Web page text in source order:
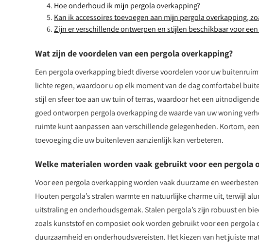
Hoe onderhoud ik mijn pergola overkapping?
Kan ik accessoires toevoegen aan mijn pergola overkapping,
Zijn er verschillende ontwerpen en stijlen beschikbaar voor
Wat zijn de voordelen van een pergola overkapping?
Een pergola overkapping biedt diverse voordelen voor uw
lichte regen, waardoor u op elk moment van de dag comfortabel
stijl en sfeer toe aan uw tuin of terras, waardoor het een
goed ontworpen pergola overkapping de waarde van uw woning
ruimte kunt aanpassen aan verschillende gelegenheden. Kortom,
toevoeging die uw buitenleven aanzienlijk kan verbeteren.
Welke materialen worden vaak gebruikt voor een pergola
Voor een pergola overkapping worden vaak duurzame en
Houten pergola’s stralen warmte en natuurlijke charme uit, terwijl
uitstraling en onderhoudsgemak. Stalen pergola’s zijn robuust en
zoals kunststof en composiet ook worden gebruikt voor een
duurzaamheid en onderhoudsvereisten. Het kiezen van het juiste